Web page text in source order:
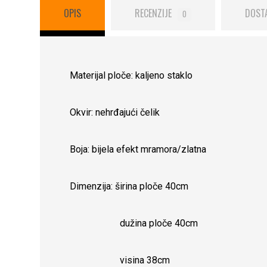
OPIS RECENZIJE 0
Materijal ploče: kaljeno staklo
Okvir: nehrđajući čelik
Boja: bijela efekt mramora/zlatna
Dimenzija: širina ploče 40cm
dužina ploče 40cm
visina 38cm